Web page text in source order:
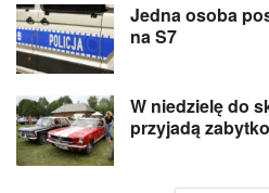
Jedna osoba
na S7
W niedzielę do
przyjadą